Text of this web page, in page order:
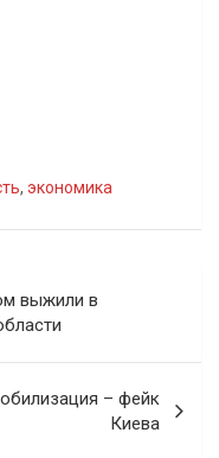
, экономика
выжили в
– фейк
Киева